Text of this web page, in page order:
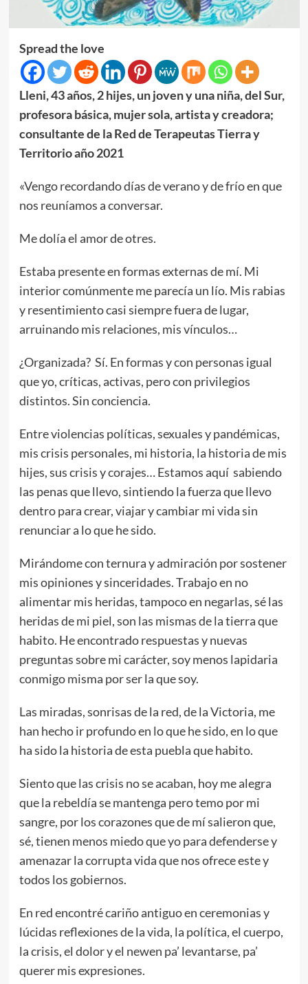
Spread the love
Lleni, 43 años, 2 hijes, un joven y una niña, del Sur,
profesora básica, mujer sola, artista y creadora;
consultante de la Red de Terapeutas Tierra y
Territorio año 2021
«Vengo recordando días de verano y de frío en que
nos reuníamos a conversar.
Me dolía el amor de otres.
Estaba presente en formas externas de mí. Mi
interior comúnmente me parecía un lío. Mis rabias
y resentimiento casi siempre fuera de lugar,
arruinando mis relaciones, mis vínculos…
¿Organizada? Sí. En formas y con personas igual
que yo, críticas, activas, pero con privilegios
distintos. Sin conciencia.
Entre violencias políticas, sexuales y pandémicas,
mis crisis personales, mi historia, la historia de mis
hijes, sus crisis y corajes… Estamos aquí sabiendo
las penas que llevo, sintiendo la fuerza que llevo
dentro para crear, viajar y cambiar mi vida sin
renunciar a lo que he sido.
Mirándome con ternura y admiración por sostener
mis opiniones y sinceridades. Trabajo en no
alimentar mis heridas, tampoco en negarlas, sé las
heridas de mi piel, son las mismas de la tierra que
habito. He encontrado respuestas y nuevas
preguntas sobre mi carácter, soy menos lapidaria
conmigo misma por ser la que soy.
Las miradas, sonrisas de la red, de la Victoria, me
han hecho ir profundo en lo que he sido, en lo que
ha sido la historia de esta puebla que habito.
Siento que las crisis no se acaban, hoy me alegra
que la rebeldía se mantenga pero temo por mi
sangre, por los corazones que de mí salieron que,
sé, tienen menos miedo que yo para defenderse y
amenazar la corrupta vida que nos ofrece este y
todos los gobiernos.
En red encontré cariño antiguo en ceremonias y
lúcidas reflexiones de la vida, la política, el cuerpo,
la crisis, el dolor y el newen pa’ levantarse, pa’
querer mis expresiones.